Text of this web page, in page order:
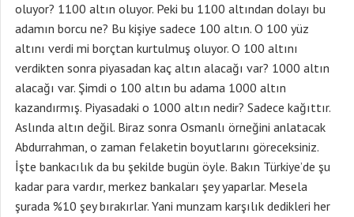
oluyor? 1100 altın oluyor. Peki bu 1100 altından dolayı bu
adamın borcu ne? Bu kişiye sadece 100 altın. O 100 yüz
altını verdi mi borçtan kurtulmuş oluyor. O 100 altını
verdikten sonra piyasadan kaç altın alacağı var? 1000 altın
alacağı var. Şimdi o 100 altın bu adama 1000 altın
kazandırmış. Piyasadaki o 1000 altın nedir? Sadece kağıttır.
Aslında altın değil. Biraz sonra Osmanlı örneğini anlatacak
Abdurrahman, o zaman felaketin boyutlarını göreceksiniz.
İşte bankacılık da bu şekilde bugün öyle. Bakın Türkiye’de şu
kadar para vardır, merkez bankaları şey yaparlar. Mesela
şurada %10 şey bırakırlar. Yani munzam karşılık dedikleri her